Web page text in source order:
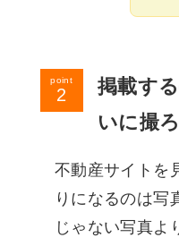
point
掲載す
いに撮
不動産サイトを
りになるのは写
じゃない写真よ